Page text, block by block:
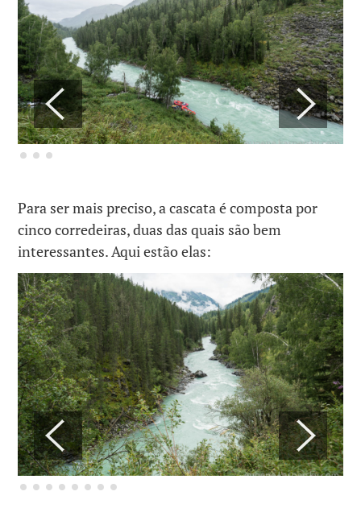
Para ser mais preciso, a cascata é composta por
cinco corredeiras, duas das quais são bem
interessantes. Aqui estão elas: